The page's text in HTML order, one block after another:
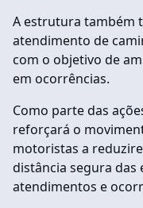
A estrutura também
atendimento de
com o objetivo de
em ocorrências.
Como parte das
reforçará o
motoristas a
distância segura das
atendimentos e